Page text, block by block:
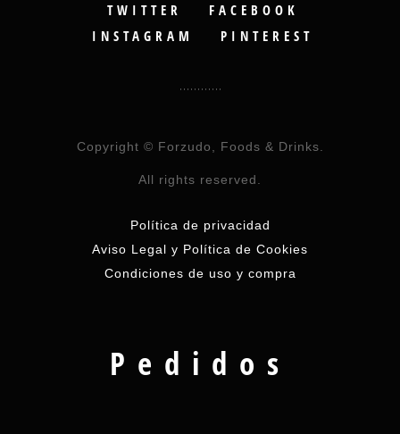
TWITTER
FACEBOOK
INSTAGRAM
PINTEREST
Copyright © Forzudo, Foods & Drinks.
All rights reserved.
Política de privacidad
Aviso Legal y Política de Cookies
Condiciones de uso y compra
Pedidos